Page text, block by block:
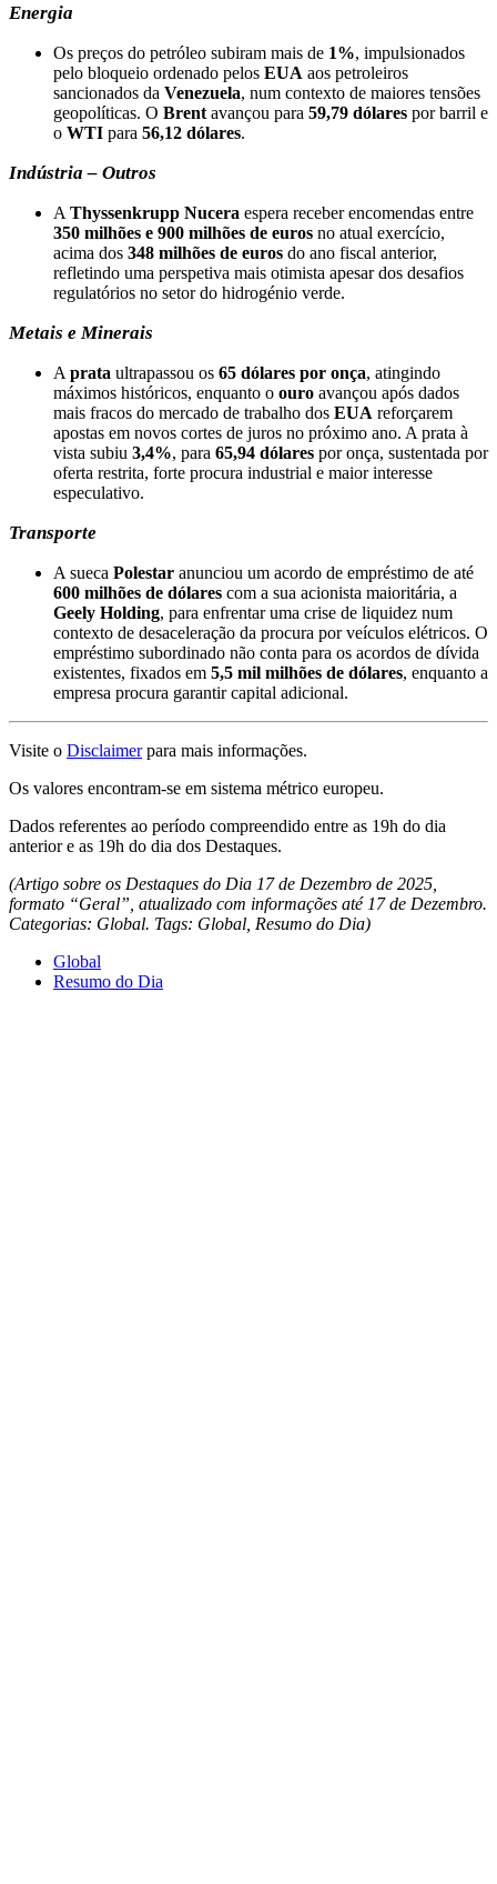
Energia
Os preços do petróleo subiram mais de 1%, impulsionados
pelo bloqueio ordenado pelos EUA aos petroleiros
sancionados da Venezuela, num contexto de maiores tensões
geopolíticas. O Brent avançou para 59,79 dólares por barril e
o WTI para 56,12 dólares.
Indústria – Outros
A Thyssenkrupp Nucera espera receber encomendas entre
350 milhões e 900 milhões de euros no atual exercício,
acima dos 348 milhões de euros do ano fiscal anterior,
refletindo uma perspetiva mais otimista apesar dos desafios
regulatórios no setor do hidrogénio verde.
Metais e Minerais
A prata ultrapassou os 65 dólares por onça, atingindo
máximos históricos, enquanto o ouro avançou após dados
mais fracos do mercado de trabalho dos EUA reforçarem
apostas em novos cortes de juros no próximo ano. A prata à
vista subiu 3,4%, para 65,94 dólares por onça, sustentada por
oferta restrita, forte procura industrial e maior interesse
especulativo.
Transporte
A sueca Polestar anunciou um acordo de empréstimo de até
600 milhões de dólares com a sua acionista maioritária, a
Geely Holding, para enfrentar uma crise de liquidez num
contexto de desaceleração da procura por veículos elétricos. O
empréstimo subordinado não conta para os acordos de dívida
existentes, fixados em 5,5 mil milhões de dólares, enquanto a
empresa procura garantir capital adicional.
Visite o Disclaimerpara mais informações.
Os valores encontram-se em sistema métrico europeu.
Dados referentes ao período compreendido entre as 19h do dia
anterior e as 19h do dia dos Destaques.
(Artigo sobre os Destaques do Dia 17 de Dezembro de 2025,
formato “Geral”, atualizado com informações até 17 de Dezembro.
Categorias: Global. Tags: Global, Resumo do Dia)
Global
Resumo do Dia